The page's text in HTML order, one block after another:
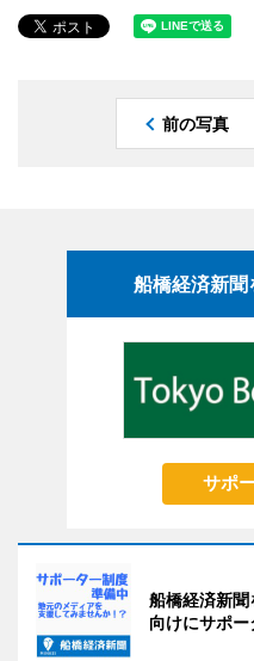
前の写真
船橋経済新
サポ
船橋経済新
向けにサポー